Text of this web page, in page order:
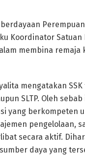
Koordinator Satuan
membina remaja
mengatakan
SLTP. Oleh sebab
yang berkompeten
pengelolaan,
secara aktif.
daya yang